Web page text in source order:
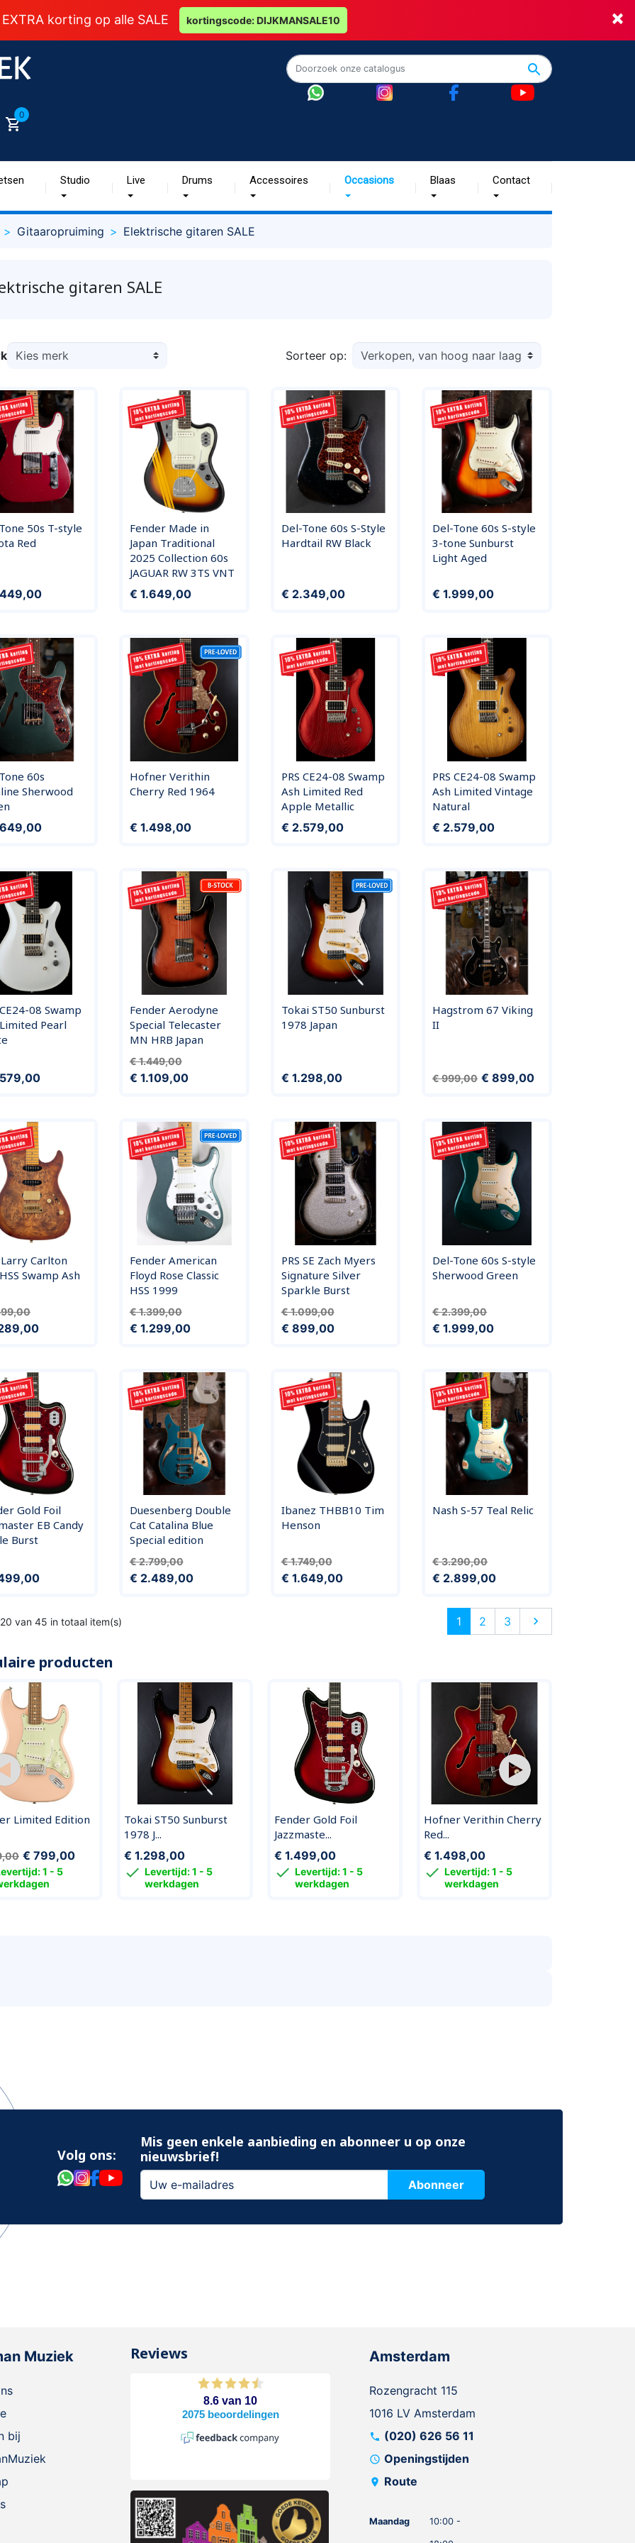
×
EXTRA korting op alle SALE kortingscode: DIJKMANSALE10
0
Studio Live Drums Accessoires Occasions Blaas Contact
Gitaaropruiming Elektrische gitaren SALE
gitaren SALE
Sorteer op:
50s T-style
Red
Fender Made in
Japan Traditional
2025 Collection 60s
JAGUAR RW 3TS VNT
Prijs
€ 1.649,00
Del-Tone 60s S-Style
Hardtail RW Black
Prijs
€ 2.349,00
Del-Tone 60s S-style
3-tone Sunburst
Light Aged
Prijs
€ 1.999,00
60s
Sherwood
Hofner Verithin
Cherry Red 1964
Prijs
€ 1.498,00
PRS CE24-08 Swamp
Ash Limited Red
Apple Metallic
Prijs
€ 2.579,00
PRS CE24-08 Swamp
Ash Limited Vintage
Natural
Prijs
€ 2.579,00
CE24-08 Swamp
Pearl
Fender Aerodyne
Special Telecaster
MN HRB Japan
Normale prijs
€ 1.449,00Prijs
€ 1.109,00
Tokai ST50 Sunburst
1978 Japan
Prijs
€ 1.298,00
Hagstrom 67 Viking
II
Normale prijs
€ 999,00 Prijs
€ 899,00
Carlton
Swamp Ash
prijs
Prijs
Fender American
Floyd Rose Classic
HSS 1999
Normale prijs
€ 1.399,00Prijs
€ 1.299,00
PRS SE Zach Myers
Signature Silver
Sparkle Burst
Normale prijs
€ 1.099,00Prijs
€ 899,00
Del-Tone 60s S-style
Sherwood Green
Normale prijs
€ 2.399,00Prijs
€ 1.999,00
Gold Foil
EB Candy
Burst
Duesenberg Double
Cat Catalina Blue
Special edition
Normale prijs
€ 2.799,00Prijs
€ 2.489,00
Ibanez THBB10 Tim
Henson
Normale prijs
€ 1.749,00Prijs
€ 1.649,00
Nash S-57 Teal Relic
Normale prijs
€ 3.290,00Prijs
€ 2.899,00
van 45 in totaal item(s) 1 2 3 Volgende

producten
Limited Edition
€ 799,00
1 - 5
Tokai ST50 Sunburst
1978 J...
€ 1.298,00
 Levertijd: 1 - 5
werkdagen
Fender Gold Foil
Jazzmaste...
€ 1.499,00
 Levertijd: 1 - 5
werkdagen
Hofner Verithin Cherry
Red...
€ 1.498,00
 Levertijd: 1 - 5
werkdagen
Volg ons:
Mis geen enkele aanbieding en abonneer u op onze
nieuwsbrief!
Abonneer
Muziek
bij
Reviews Amsterdam
Rozengracht 115
1016 LV Amsterdam
call (020) 626 56 11
schedule Openingstijden
location_on Route
Maandag 10:00 -